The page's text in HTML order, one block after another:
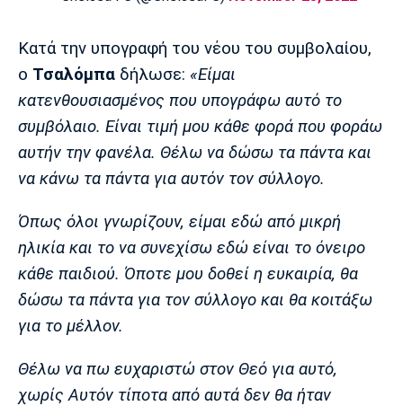
Ίντερ Μίλαν Μπάγερν
Μπορούσια
Ντόρτμουντ
Παρί Σεν
Ζερμέν
Μαρσέιγ
Μονακό
Κατά την υπογραφή του νέου του συμβολαίου,
ο Τσαλόμπα δήλωσε: «Είμαι
κατενθουσιασμένος που υπογράφω αυτό το
συμβόλαιο. Είναι τιμή μου κάθε φορά που φοράω
αυτήν την φανέλα. Θέλω να δώσω τα πάντα και
να κάνω τα πάντα για αυτόν τον σύλλογο.
Όπως όλοι γνωρίζουν, είμαι εδώ από μικρή
ηλικία και το να συνεχίσω εδώ είναι το όνειρο
κάθε παιδιού. Όποτε μου δοθεί η ευκαιρία, θα
δώσω τα πάντα για τον σύλλογο και θα κοιτάξω
για το μέλλον.
Θέλω να πω ευχαριστώ στον Θεό για αυτό,
χωρίς Αυτόν τίποτα από αυτά δεν θα ήταν